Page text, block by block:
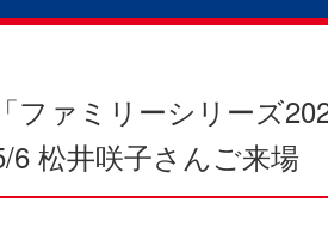
「ファミリーシリーズ
6 松井咲子さんご来場